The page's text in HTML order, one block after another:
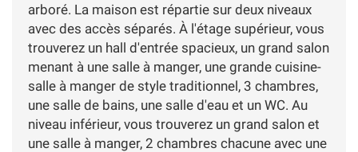
arboré. La maison est répartie sur deux niveaux
avec des accès séparés. À l'étage supérieur, vous
trouverez un hall d'entrée spacieux, un grand salon
menant à une salle à manger, une grande cuisine-
salle à manger de style traditionnel, 3 chambres,
une salle de bains, une salle d'eau et un WC. Au
niveau inférieur, vous trouverez un grand salon et
une salle à manger, 2 chambres chacune avec une